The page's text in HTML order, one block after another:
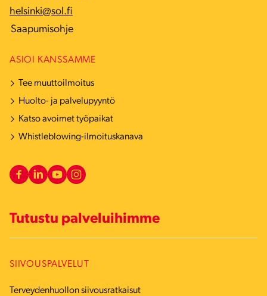
helsinki@sol.fi
Saapumisohje
ASIOI KANSSAMME
Tee muuttoilmoitus
Huolto- ja palvelupyyntö
Katso avoimet työpaikat
Whistleblowing-ilmoituskanava
Tutustu palveluihimme
SIIVOUSPALVELUT
Terveydenhuollon siivousratkaisut